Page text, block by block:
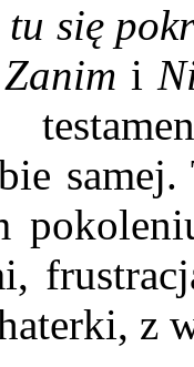
tu się
Zanim i
z